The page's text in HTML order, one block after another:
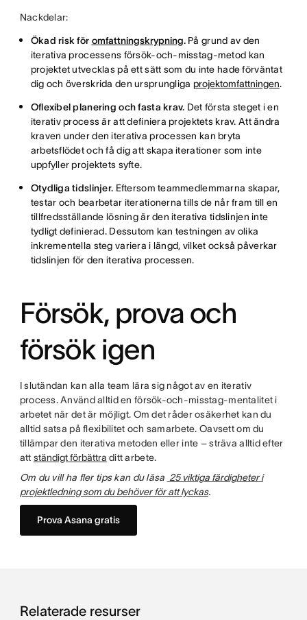
Nackdelar:
Ökad risk för omfattningskrypning.På grund av den
iterativa processens försök-och-misstag-metod kan
projektet utvecklas på ett sätt som du inte hade förväntat
dig och överskrida den ursprungliga projektomfattningen.
Oflexibel planering och fasta krav. Det första steget i en
iterativ process är att definiera projektets krav. Att ändra
kraven under den iterativa processen kan bryta
arbetsflödet och få dig att skapa iterationer som inte
uppfyller projektets syfte.
Otydliga tidslinjer. Eftersom teammedlemmarna skapar,
testar och bearbetar iterationerna tills de når fram till en
tillfredsställande lösning är den iterativa tidslinjen inte
tydligt definierad. Dessutom kan testningen av olika
inkrementella steg variera i längd, vilket också påverkar
tidslinjen för den iterativa processen.
Försök, prova och
försök igen
I slutändan kan alla team lära sig något av en iterativ
process. Använd alltid en försök-och-misstag-mentalitet i
arbetet när det är möjligt. Om det råder osäkerhet kan du
alltid satsa på flexibilitet och samarbete. Oavsett om du
tillämpar den iterativa metoden eller inte – sträva alltid efter
att ständigt förbättra ditt arbete.
Om du vill ha fler tips kan du läsa 25 viktiga färdigheter i
projektledning som du behöver för att lyckas.
Prova Asana gratis
Relaterade resurser